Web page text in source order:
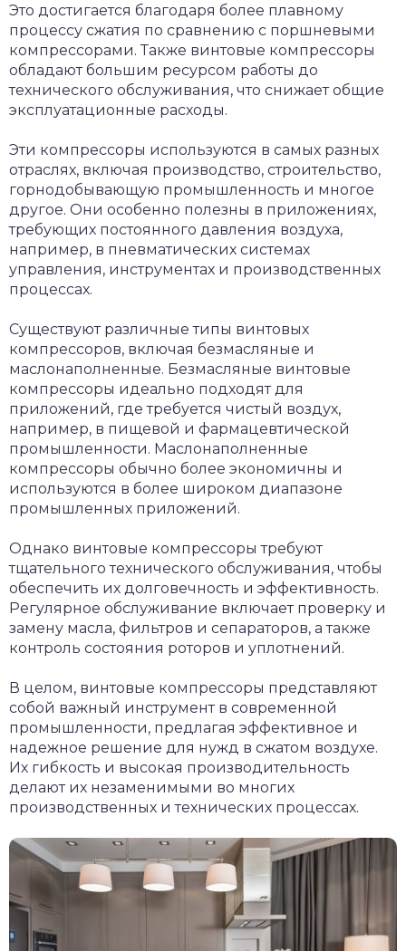
Это достигается благодаря более плавному
процессу сжатия по сравнению с поршневыми
компрессорами. Также винтовые компрессоры
обладают большим ресурсом работы до
технического обслуживания, что снижает общие
эксплуатационные расходы.
Эти компрессоры используются в самых разных
отраслях, включая производство, строительство,
горнодобывающую промышленность и многое
другое. Они особенно полезны в приложениях,
требующих постоянного давления воздуха,
например, в пневматических системах
управления, инструментах и производственных
процессах.
Существуют различные типы винтовых
компрессоров, включая безмасляные и
маслонаполненные. Безмасляные винтовые
компрессоры идеально подходят для
приложений, где требуется чистый воздух,
например, в пищевой и фармацевтической
промышленности. Маслонаполненные
компрессоры обычно более экономичны и
используются в более широком диапазоне
промышленных приложений.
Однако винтовые компрессоры требуют
тщательного технического обслуживания, чтобы
обеспечить их долговечность и эффективность.
Регулярное обслуживание включает проверку и
замену масла, фильтров и сепараторов, а также
контроль состояния роторов и уплотнений.
В целом, винтовые компрессоры представляют
собой важный инструмент в современной
промышленности, предлагая эффективное и
надежное решение для нужд в сжатом воздухе.
Их гибкость и высокая производительность
делают их незаменимыми во многих
производственных и технических процессах.